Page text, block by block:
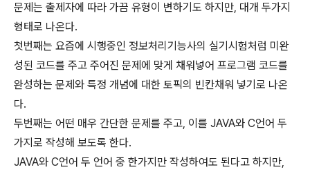
문제는 출제자에 따라 가끔 유형이 변하기도 하지만, 대개 두가지
형태로 나온다.
첫번째는 요즘에 시행중인 정보처리기능사의 실기시험처럼 미완
성된 코드를 주고 주어진 문제에 맞게 채워넣어 프로그램 코드를
완성하는 문제와 특정 개념에 대한 토픽의 빈칸채워 넣기로 나온
다.
두번째는 어떤 매우 간단한 문제를 주고, 이를 JAVA와 C언어 두
가지로 작성해 보도록 한다.
JAVA와 C언어 두 언어 중 한가지만 작성하여도 된다고 하지만,